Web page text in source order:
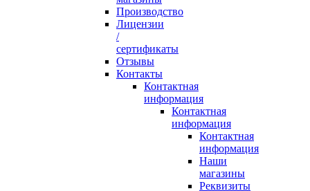
Производство
Лицензии
/
сертификаты
Отзывы
Контакты
Контактная
информация
Контактная
информация
Контактная
информация
Наши
магазины
Реквизиты